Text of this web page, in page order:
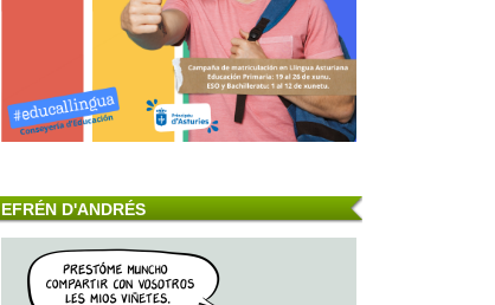
EFRÉN D'ANDRÉS